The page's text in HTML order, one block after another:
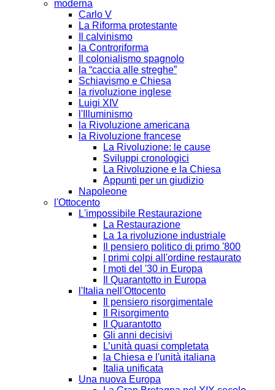
moderna
Carlo V
La Riforma protestante
Il calvinismo
la Controriforma
Il colonialismo spagnolo
la “caccia alle streghe”
Schiavismo e Chiesa
la rivoluzione inglese
Luigi XIV
l'Illuminismo
la Rivoluzione americana
la Rivoluzione francese
La Rivoluzione: le cause
Sviluppi cronologici
La Rivoluzione e la Chiesa
Appunti per un giudizio
Napoleone
l'Ottocento
L'impossibile Restaurazione
La Restaurazione
La 1a rivoluzione industriale
Il pensiero politico di primo '800
I primi colpi all'ordine restaurato
I moti del '30 in Europa
Il Quarantotto in Europa
l'Italia nell'Ottocento
Il pensiero risorgimentale
Il Risorgimento
Il Quarantotto
Gli anni decisivi
L’unità quasi completata
la Chiesa e l'unità italiana
Italia unificata
Una nuova Europa